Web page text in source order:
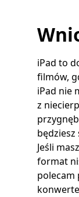
iPad to
filmów,
iPad nie
z
Jeśli
format
polecam